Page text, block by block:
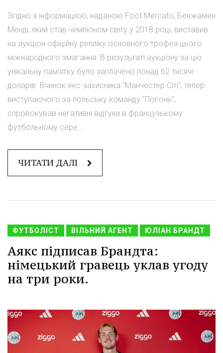
Згідно з інформацією, наданою Foot Mercato, Бенжамен
Менді, який став чемпіоном світу у 2018 році, виставив
на аукціон офіційну репліку основного трофея цього
міжнародного змагання. В результаті аукціону за цю
унікальну пам'ятку було заплачено понад 62 тисячі
доларів. Вчинок екс-захисника "Манчестер Сіті", тепер
виступаючого за польську команду "Погонь",
спровокував негативні відгуки в французькому
футбольному сере...
ЧИТАТИ ДАЛІ
ФУТБОЛІСТ ВІЛЬНИЙ АГЕНТ ЮЛІАН БРАНДТ
Аякс підписав Брандта:
німецький гравець уклав угоду
на три роки.